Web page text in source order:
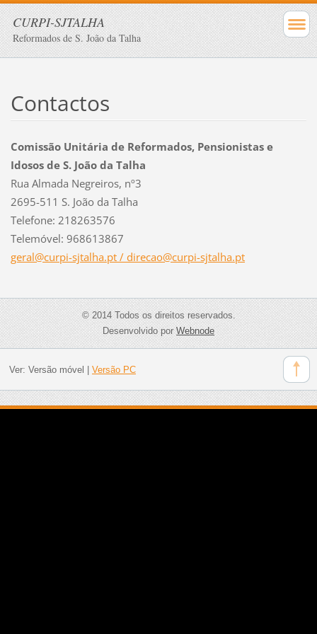
CURPI-SJTALHA
Reformados de S. João da Talha
Contactos
Comissão Unitária de Reformados, Pensionistas e
Idosos de S. João da Talha
Rua Almada Negreiros, nº3
2695-511 S. João da Talha
Telefone: 218263576
Telemóvel: 968613867
geral@curpi-sjtalha.pt / direcao@curpi-sjtalha.pt
© 2014 Todos os direitos reservados.
Desenvolvido porWebnode
Ver: Versão móvel Versão PC